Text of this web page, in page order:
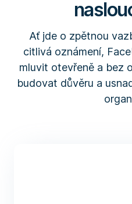
Ať jde o zpětnou
citlivá oznámení,
mluvit otevřeně a bez
budovat důvěru a